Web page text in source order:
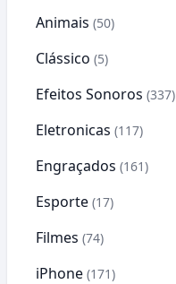
Animais (50)
Clássico (5)
Efeitos Sonoros (337)
Eletronicas (117)
Engraçados (161)
Esporte (17)
Filmes (74)
iPhone (171)